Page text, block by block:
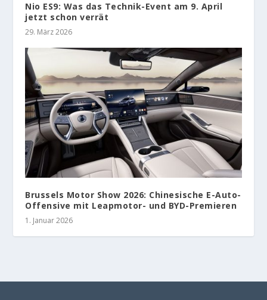
Nio ES9: Was das Technik-Event am 9. April
jetzt schon verrät
29. März 2026
Brussels Motor Show 2026: Chinesische E-Auto-
Offensive mit Leapmotor- und BYD-Premieren
1. Januar 2026